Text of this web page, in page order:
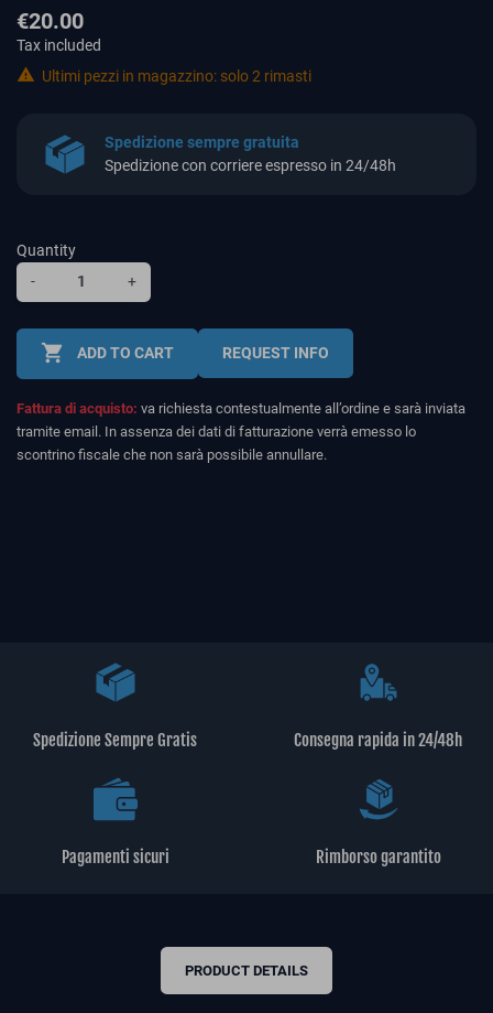
€20.00
Tax included
 Ultimi pezzi in magazzino: solo 2 rimasti
Spedizione sempre gratuita
Spedizione con corriere espresso in 24/48h
Quantity
-
+
shopping_cart ADD TO CART REQUEST INFO
Fattura di acquisto: va richiesta contestualmente all’ordine e sarà inviata
tramite email. In assenza dei dati di fatturazione verrà emesso lo
scontrino fiscale che non sarà possibile annullare.
Spedizione Sempre Gratis Consegna rapida in 24/48h
Pagamenti sicuri Rimborso garantito
PRODUCT DETAILS